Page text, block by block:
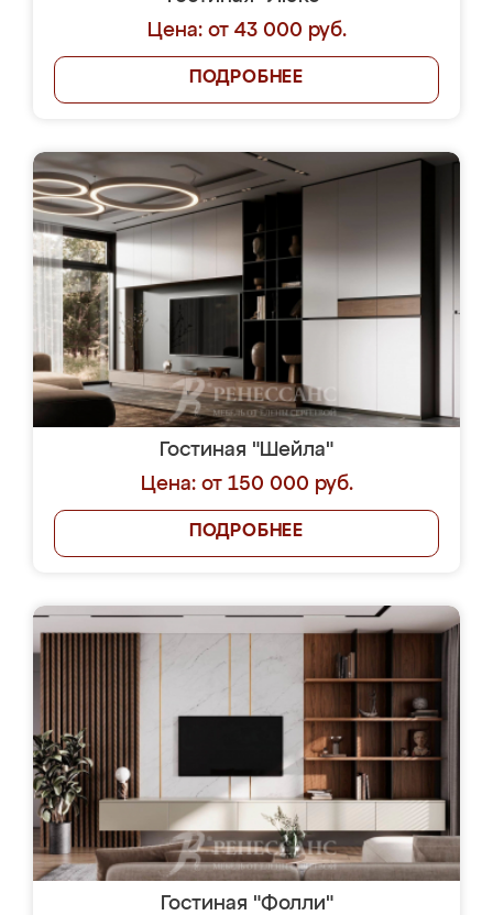
Цена: от 43 000 руб.
ПОДРОБНЕЕ
Гостиная "Шейла"
Цена: от 150 000 руб.
ПОДРОБНЕЕ
Гостиная "Фолли"